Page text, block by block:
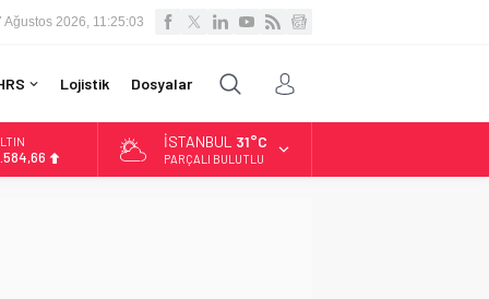
Ağustos 2026, 11:25:04
Lojistik Dosyalar
İSTANBUL 31°C
PARÇALI BULUTLU